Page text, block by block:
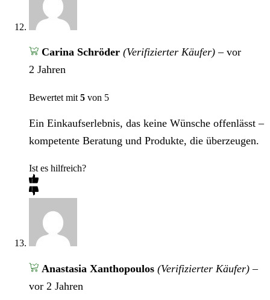
Carina Schröder (Verifizierter Käufer) – vor
2 Jahren
Bewertet mit 5 von 5
Ein Einkaufserlebnis, das keine Wünsche offenlässt –
kompetente Beratung und Produkte, die überzeugen.
Ist es hilfreich?
Anastasia Xanthopoulos (Verifizierter Käufer) –
vor 2 Jahren